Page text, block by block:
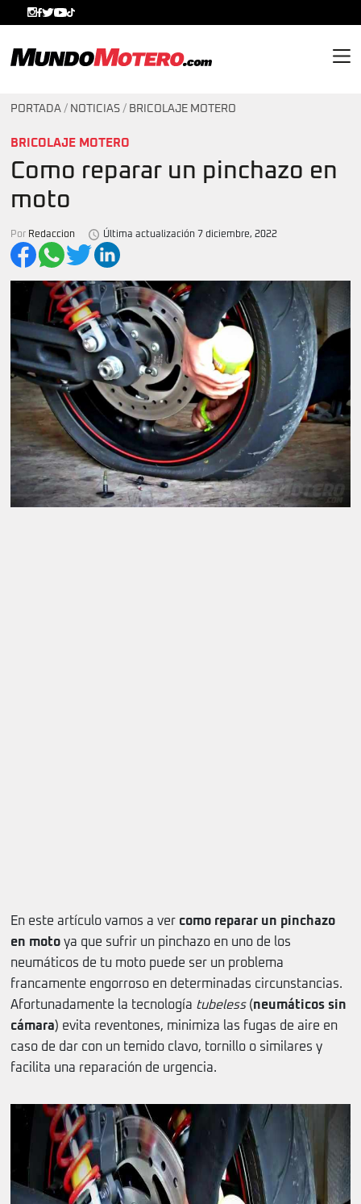
PORTADA / NOTICIAS / BRICOLAJE MOTERO
BRICOLAJE MOTERO
Como reparar un pinchazo en
moto
Por Redaccion Última actualización 7 diciembre, 2022
En este artículo vamos a ver como reparar un pinchazo
en moto ya que sufrir un pinchazo en uno de los
neumáticos de tu moto puede ser un problema
francamente engorroso en determinadas circunstancias.
Afortunadamente la tecnología tubeless(neumáticos sin
cámara) evita reventones, minimiza las fugas de aire en
caso de dar con un temido clavo, tornillo o similares y
facilita una reparación de urgencia.